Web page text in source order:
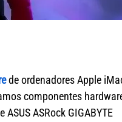
de ordenadores Apple
componentes
ASRock GIGABYTE